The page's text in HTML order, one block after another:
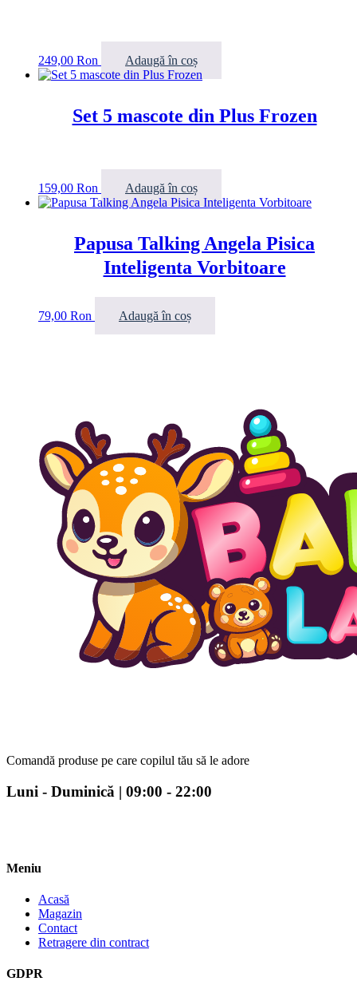
249,00 Ron Adaugă în coș
Set 5 mascote din Plus Frozen
159,00 Ron Adaugă în coș
Papusa Talking Angela Pisica
Inteligenta Vorbitoare
79,00 Ron Adaugă în coș
Comandă produse pe care copilul tău să le adore
Luni - Duminică | 09:00 - 22:00
Meniu
Acasă
Magazin
Contact
Retragere din contract
GDPR